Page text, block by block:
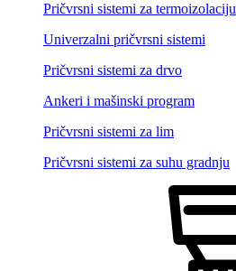
Pričvrsni sistemi za termoizolaciju
Univerzalni pričvrsni sistemi
Pričvrsni sistemi za drvo
Ankeri i mašinski program
Pričvrsni sistemi za lim
Pričvrsni sistemi za suhu gradnju